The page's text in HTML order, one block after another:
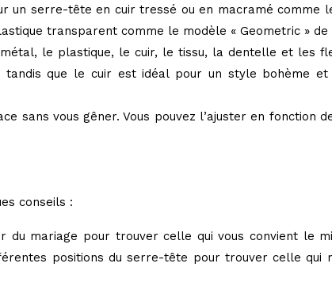
un serre-tête en cuir tressé ou en macramé comme
transparent comme le modèle « Geometric » de
le plastique, le cuir, le tissu, la dentelle et les
que le cuir est idéal pour un style bohème
vous gêner. Vous pouvez l’ajuster en fonction
conseils :
mariage pour trouver celle qui vous convient le
positions du serre-tête pour trouver celle qui